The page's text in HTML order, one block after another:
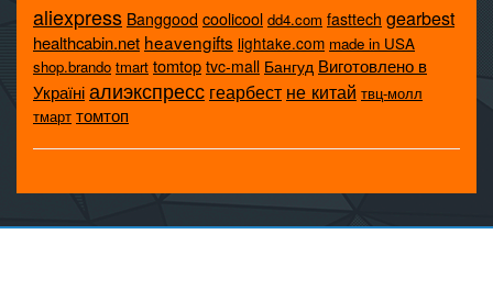
aliexpress Banggood coolicool dd4.com fasttech gearbest
healthcabin.net heavengifts lightake.com made in USA
shop.brando tmart tomtop tvc-mall Бангуд Виготовлено в
Україніалиэкспресс геарбест не китай твц-молл
тмарт томтоп